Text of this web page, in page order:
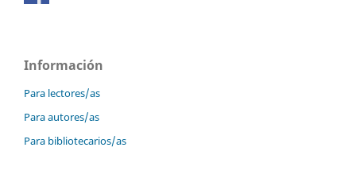
Información
Para lectores/as
Para autores/as
Para bibliotecarios/as